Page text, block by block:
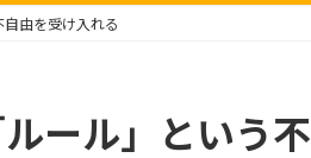
自由を受け入れる
ール」という不